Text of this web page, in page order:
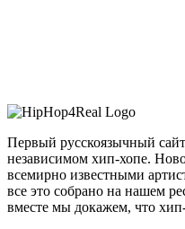
Первый русскоязычный
независимом хип-хопе.
всемирно известными
все это собрано на нашем
вместе мы докажем, что